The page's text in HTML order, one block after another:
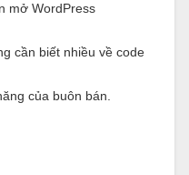
mở WordPress
cần biết nhiều về code
của buôn bán.